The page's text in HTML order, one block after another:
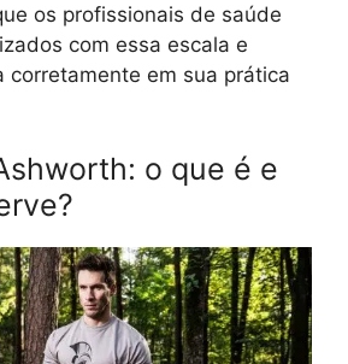
os profissionais de saúde
com essa escala e
corretamente em sua prática
o que é e